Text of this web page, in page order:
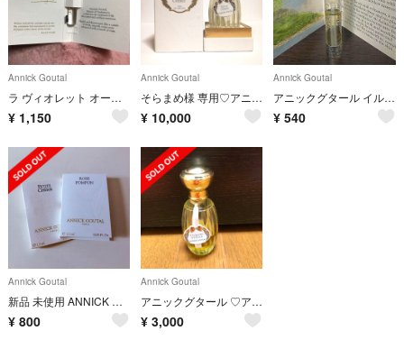
Annick Goutal
ラ ヴィオレット オードトワレ 1.7ml アニックグタール 香水
¥ 1,150
Annick Goutal
そらまめ様 専用♡アニックグタール プチシェリー オードトワレ 100ml
¥ 10,000
Annick Goutal
アニックグタール イル オ テ
¥ 540
Annick Goutal
新品 未使用 ANNICK GOUTAL プチシェリー
¥ 800
Annick Goutal
アニックグタール ♡アン マタン ドラージュ 100ml
¥ 3,000